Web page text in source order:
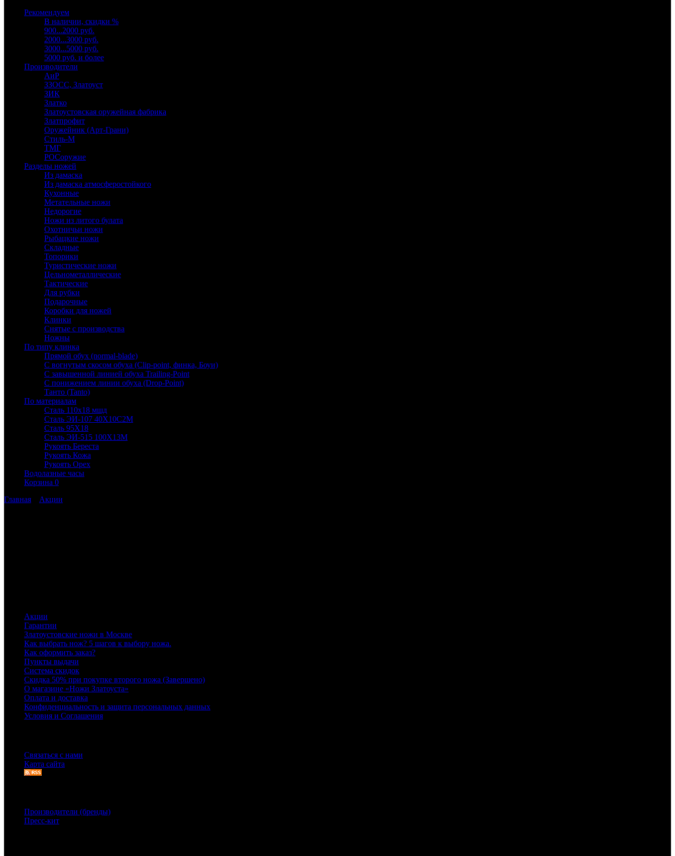
Рекомендуем
В наличии, скидки %
900...2000 руб.
2000...3000 руб.
3000...5000 руб.
5000 руб. и более
Производители
АиР
ЗЗОСС, Златоуст
ЗИК
Златко
Златоустовская оружейная фабрика
Златпрофит
Оружейник (Арт-Грани)
Стиль-М
ТМГ
РОСоружие
Разделы ножей
Из дамаска
Из дамаска атмосферостойкого
Кухонные
Метательные ножи
Недорогие
Ножи из литого булата
Охотничьи ножи
Рыбацкие ножи
Складные
Топорики
Туристические ножи
Цельнометаллические
Тактические
Для рубки
Подарочные
Коробки для ножей
Клинки
Снятые с производства
Ножны
По типу клинка
Прямой обух (normal-blade)
С вогнутым скосом обуха (Clip-point, финка, Боуи)
С завышенной линией обуха Trailing-Point
С понижением линии обуха (Drop-Point)
Танто (Tanto)
По материалам
Сталь 110х18 мшд
Сталь ЭИ-107 40Х10С2М
Сталь 95Х18
Сталь ЭИ-515 100Х13М
Рукоять Береста
Рукоять Кожа
Рукоять Орех
Водолазные часы
Корзина 0
Главная
Акции
Акции
Гарантии
Златоустовские ножи в Москве
Как выбрать нож? 5 шагов к выбору ножа.
Как оформить заказ?
Пункты выдачи
Система скидок
Скидка 50% при покупке второго ножа (Завершено)
О магазине «Ножи Златоуста»
Оплата и доставка
Конфиденциальность и защита персональных данных
Условия и Соглашения
Связаться с нами
Карта сайта
Производители (бренды)
Пресс-кит